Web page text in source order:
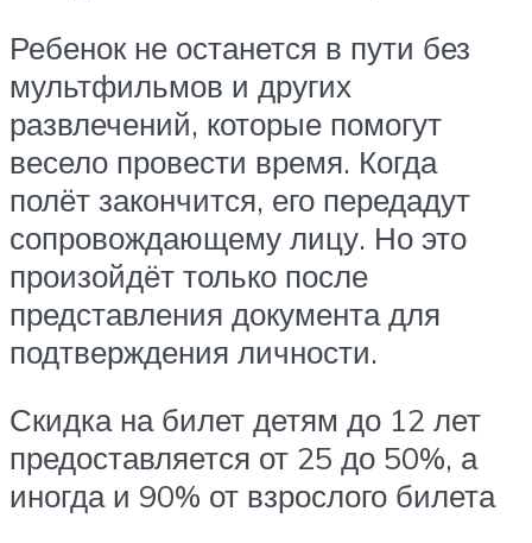
Ребенок не останется в пути без
мультфильмов и других
развлечений, которые помогут
весело провести время. Когда
полёт закончится, его передадут
сопровождающему лицу. Но это
произойдёт только после
представления документа для
подтверждения личности.
Скидка на билет детям до 12 лет
предоставляется от 25 до 50%, а
иногда и 90% от взрослого билета